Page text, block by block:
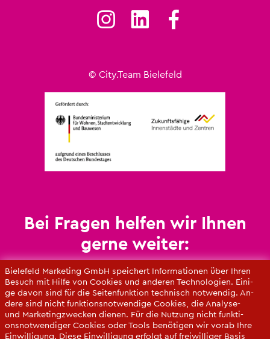
Bie­le­feld Mar­ke­ting GmbH spei­chert In­for­ma­tio­nen über Ihren
Be­such mit Hilfe von Coo­kies und an­de­ren Tech­no­lo­gi­en. Ei­ni­
ge davon sind für die Sei­ten­funk­ti­on tech­nisch not­wen­dig. An­
de­re sind nicht funk­ti­ons­not­wen­di­ge Coo­kies, die Ana­ly­se-
und Mar­ke­ting­zwe­cken die­nen. Für die Nut­zung nicht funk­ti­
ons­not­wen­di­ger Coo­kies oder Tools be­nö­ti­gen wir vorab Ihre
Ein­wil­li­gung. Diese Ein­wil­li­gung er­folgt auf frei­wil­li­ger Basis
© City.​Team Bie­le­feld
Bei Fra­gen hel­fen wir Ihnen
gerne wei­ter:
Un­se­re An­sprech­part­ne­rin­nen